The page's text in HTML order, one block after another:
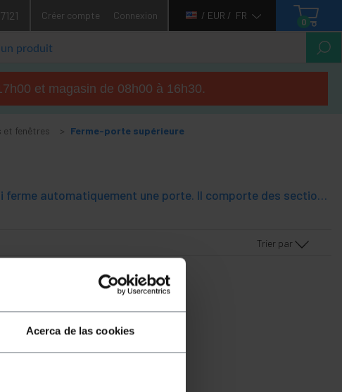
Acerca de las cookies
Créer compte Connexion / EUR / FR
0
et magasin de 08h00 à 16h30.
et fenêtres Ferme-porte supérieure
Ferme-porte automatique à technologie hydraulique. Mécanisme qui ferme automatiquement une porte. Il comporte des sections avec une vitesse de fermeture configurable. S'installe facilement entre le cadre de la porte et la porte.
Trier par